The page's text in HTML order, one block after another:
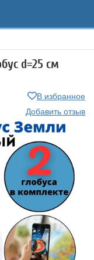
d=25 см
В избранное
Добавить отзыв